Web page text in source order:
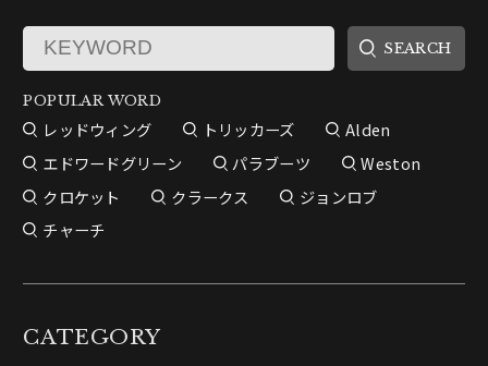
POPULAR WORD
レッドウィング トリッカーズ
Alden
エドワードグリーン
パラブーツ
Weston
クロケット
クラークス
ジョンロブ
チャーチ
CATEGORY